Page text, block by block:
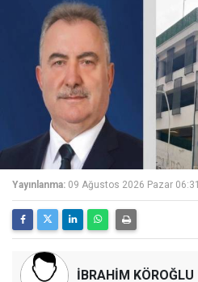
Yayınlanma: 09 Ağustos 2026 Pazar 06:31
İBRAHİM KÖROĞLU